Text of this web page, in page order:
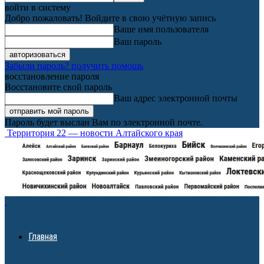
войти в систему
Добро пожаловать! Войдите в свою учётную запись
Ваше имя пользователя
Ваш пароль
Забыли пароль? получить помощь
восстановление пароля
Восстановите свой пароль
Ваш адрес электронной почты
Пароль будет выслан Вам по электронной почте.
Территория 22 — новости Алтайского края
Главная